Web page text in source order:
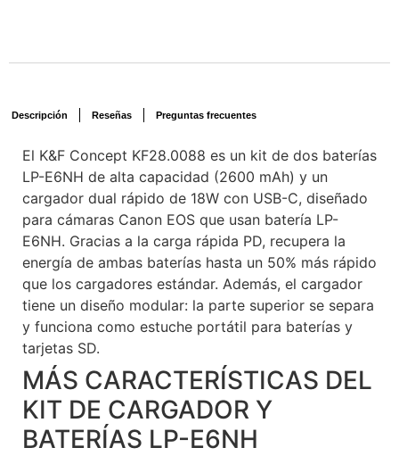
Descripción Reseñas Preguntas frecuentes
El K&F Concept KF28.0088 es un kit de dos baterías
LP-E6NH de alta capacidad (2600 mAh) y un
cargador dual rápido de 18W con USB-C, diseñado
para cámaras Canon EOS que usan batería LP-
E6NH. Gracias a la carga rápida PD, recupera la
energía de ambas baterías hasta un 50% más rápido
que los cargadores estándar. Además, el cargador
tiene un diseño modular: la parte superior se separa
y funciona como estuche portátil para baterías y
tarjetas SD.
MÁS CARACTERÍSTICAS DEL
KIT DE CARGADOR Y
BATERÍAS LP-E6NH